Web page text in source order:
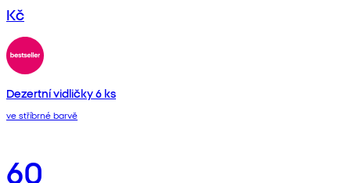
Kč
Dezertní vidličky 6 ks
ve stříbrné barvě
60